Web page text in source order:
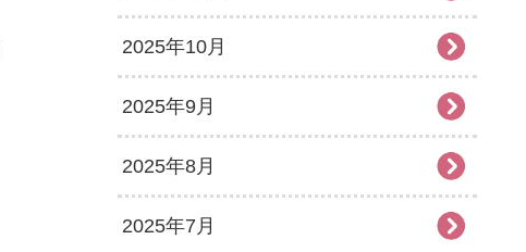
2025年10月
2025年9月
2025年8月
2025年7月